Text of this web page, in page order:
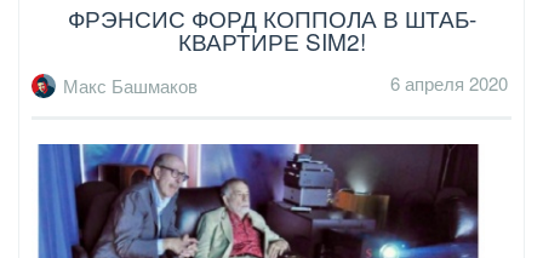
ФРЭНСИС ФОРД КОППОЛА В ШТАБ-
КВАРТИРЕ SIM2!
Макс Башмаков 6 апреля 2020